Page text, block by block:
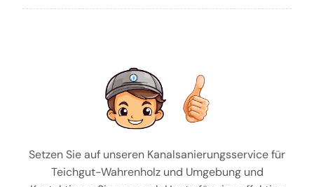
Setzen Sie auf unseren Kanalsanierungsservice für
Teichgut-Wahrenholz und Umgebung und